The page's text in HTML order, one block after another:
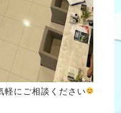
軽にご相談ください